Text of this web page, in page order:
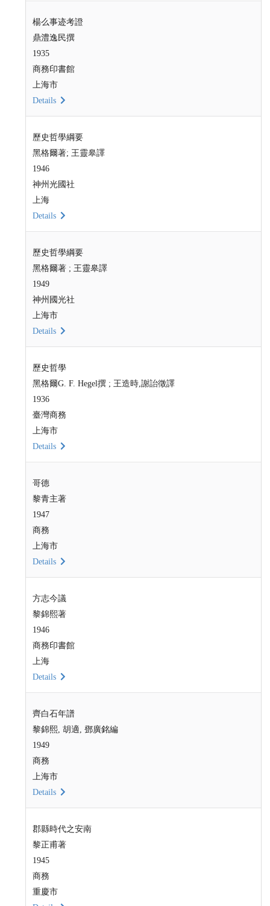
楊么事迹考證
鼎澧逸民撰
1935
商務印書館
上海市
Details
歷史哲學綱要
黑格爾著; 王靈皋譯
1946
神州光國社
上海
Details
歷史哲學綱要
黑格爾著 ; 王靈皋譯
1949
神州國光社
上海市
Details
歷史哲學
黑格爾G. F. Hegel撰 ; 王造時,謝詒徵譯
1936
臺灣商務
上海市
Details
哥德
黎青主著
1947
商務
上海市
Details
方志今議
黎錦熙著
1946
商務印書館
上海
Details
齊白石年譜
黎錦熙, 胡適, 鄧廣銘編
1949
商務
上海市
Details
郡縣時代之安南
黎正甫著
1945
商務
重慶市